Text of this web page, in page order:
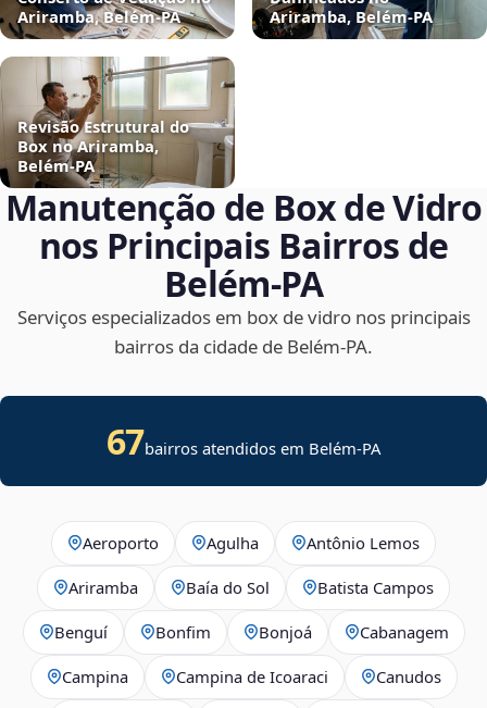
Ariramba, Belém‑PA
Ariramba, Belém‑PA
Revisão Estrutural do
Box no Ariramba,
Belém‑PA
Manutenção de Box de Vidro
nos Principais Bairros de
Belém‑PA
Serviços especializados em box de vidro nos principais
bairros da cidade de Belém‑PA.
67bairros atendidos em Belém-PA
Aeroporto Agulha Antônio Lemos
Ariramba Baía do Sol Batista Campos
Benguí Bonfim Bonjoá Cabanagem
Campina Campina de Icoaraci Canudos